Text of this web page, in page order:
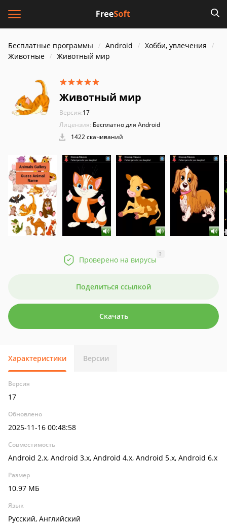
Бесплатные программы Android
Хобби, увлечения
Животные
Животный мир
Животный мир
Версия:17
Лицензия: Бесплатно для Android
1422 скачиваний
Проверено на вирусы
?
Поделиться ссылкой
Скачать
Характеристики Версии
Версия
17
Обновлено
2025-11-16 00:48:58
Совместимость
Android 2.x, Android 3.x, Android 4.x, Android 5.x, Android 6.x
Размер
10.97 МБ
Язык
Русский, Английский